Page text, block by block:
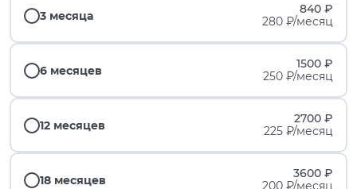
3 месяца
840 ₽
280 ₽/месяц
6 месяцев
1500 ₽
250 ₽/месяц
12 месяцев
2700 ₽
225 ₽/месяц
18 месяцев
3600 ₽
200 ₽/месяц